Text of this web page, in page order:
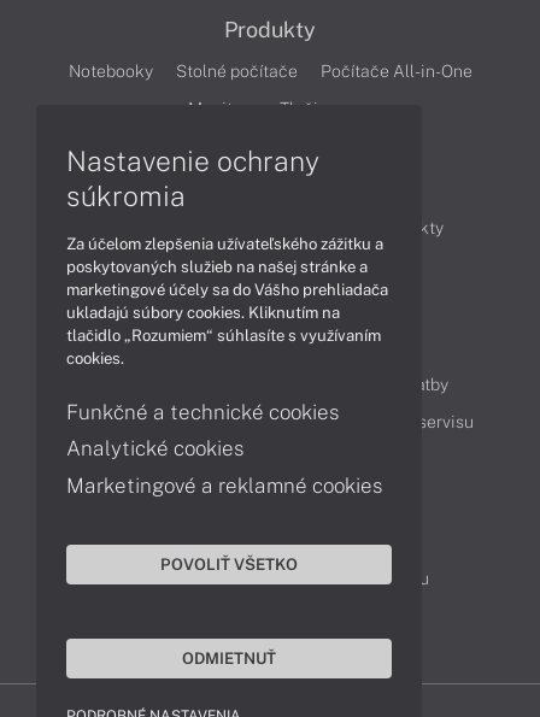
Produkty
Notebooky Stolné počítače
Počítače All-in-One
Monitory
Tlačiarne
Produkty
Technológie
Videá
Obsah
Možnosti doručenia a platby
Podpora a servis
Servisné služby Cenník servisu
Kontakty
043 4224 771
Obchodné oddelenie
Reklamácia tovaru
Nastavenie ochrany
súkromia
Za účelom zlepšenia užívateľského zážitku a
poskytovaných služieb na našej stránke a
marketingové účely sa do Vášho prehliadača
ukladajú súbory cookies. Kliknutím na
tlačidlo „Rozumiem“ súhlasíte s využívaním
cookies.
Funkčné a technické cookies
Analytické cookies
Marketingové a reklamné cookies
POVOLIŤ VŠETKO
ODMIETNUŤ